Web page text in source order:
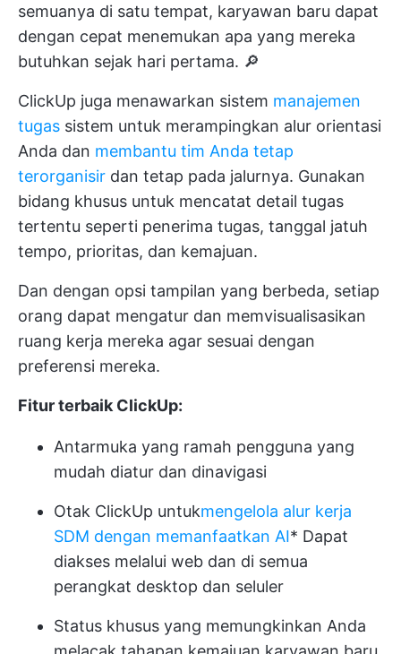
semuanya di satu tempat, karyawan baru dapat
dengan cepat menemukan apa yang mereka
butuhkan sejak hari pertama. 🔎
ClickUp juga menawarkan sistem manajemen
tugas sistem untuk merampingkan alur orientasi
Anda dan membantu tim Anda tetap
terorganisir dan tetap pada jalurnya. Gunakan
bidang khusus untuk mencatat detail tugas
tertentu seperti penerima tugas, tanggal jatuh
tempo, prioritas, dan kemajuan.
Dan dengan opsi tampilan yang berbeda, setiap
orang dapat mengatur dan memvisualisasikan
ruang kerja mereka agar sesuai dengan
preferensi mereka.
Fitur terbaik ClickUp:
Antarmuka yang ramah pengguna yang
mudah diatur dan dinavigasi
Otak ClickUp untukmengelola alur kerja
SDM dengan memanfaatkan AI* Dapat
diakses melalui web dan di semua
perangkat desktop dan seluler
Status khusus yang memungkinkan Anda